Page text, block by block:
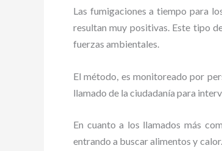
Las fumigaciones a tiempo para
resultan muy positivas. Este tipo
fuerzas ambientales.
El método, es monitoreado por
llamado de la ciudadanía para
En cuanto a los llamados más
entrando a buscar alimentos y